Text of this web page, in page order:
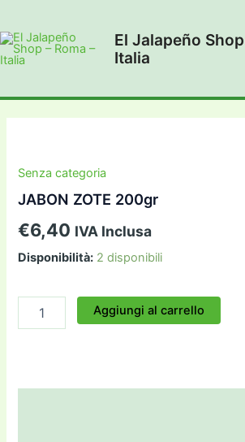
al
contenuto
El Jalapeño
Italia
Senza categoria
JABON ZOTE 200gr
€6,40 IVA Inclusa
Disponibilità: 2 disponibili
ZOTE
Aggiungi al carrello